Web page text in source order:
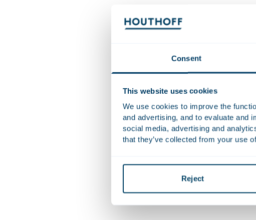
Consent
This website uses cookies
We use cookies to improve the
and advertising, and to evaluate and
social media, advertising and
that they’ve collected from your use
Reject
Aziatische
Advised
Advised
Kwalificaties
Talen